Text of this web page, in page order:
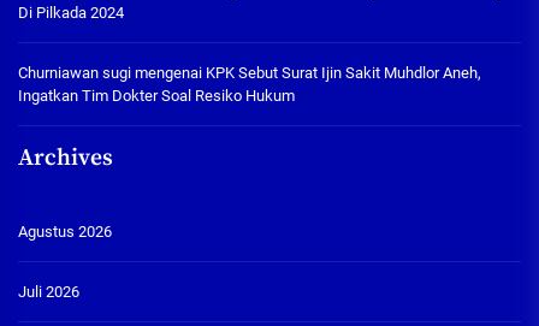
Di Pilkada 2024
Churniawan sugi mengenai KPK Sebut Surat Ijin Sakit Muhdlor Aneh,
Ingatkan Tim Dokter Soal Resiko Hukum
Archives
Agustus 2026
Juli 2026